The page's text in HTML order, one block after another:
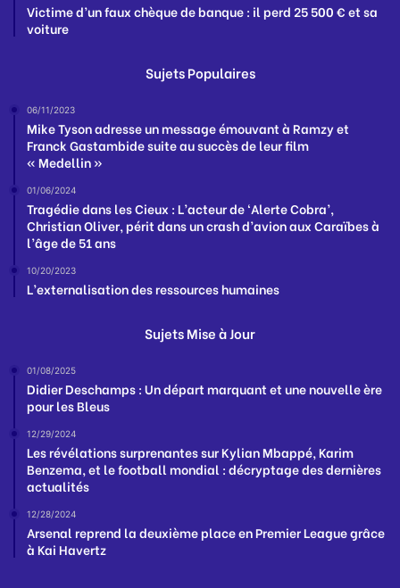
Victime d’un faux chèque de banque : il perd 25 500 € et sa
voiture
Sujets Populaires
06/11/2023
Mike Tyson adresse un message émouvant à Ramzy et
Franck Gastambide suite au succès de leur film
« Medellin »
01/06/2024
Tragédie dans les Cieux : L’acteur de ‘Alerte Cobra’,
Christian Oliver, périt dans un crash d’avion aux Caraïbes à
l’âge de 51 ans
10/20/2023
L’externalisation des ressources humaines
Sujets Mise à Jour
01/08/2025
Didier Deschamps : Un départ marquant et une nouvelle ère
pour les Bleus
12/29/2024
Les révélations surprenantes sur Kylian Mbappé, Karim
Benzema, et le football mondial : décryptage des dernières
actualités
12/28/2024
Arsenal reprend la deuxième place en Premier League grâce
à Kai Havertz